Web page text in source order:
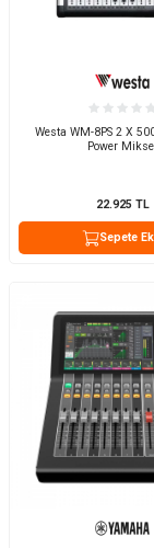
Westa WM-8PS 2 X
Power
22.925TL
Sepete